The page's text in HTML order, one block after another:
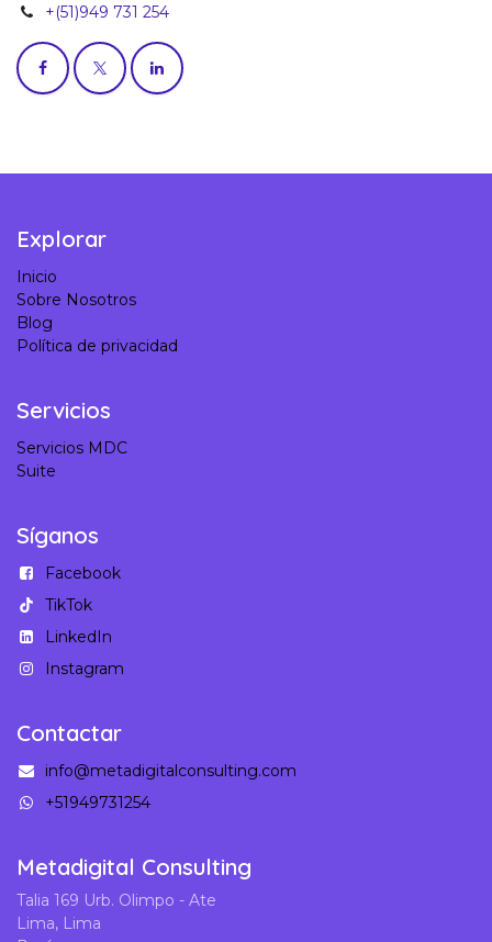
+(51)949 731 254
Explorar
Inicio
Sobre Nosotros
Blog
Política de privacidad
Servicios
Servicios MDC
Suite
Síganos
Facebook
TikTok
LinkedIn
Instagram
Contactar
info@metadigitalconsulting.com
+51949731254
Metadigital Consulting
Talia 169 Urb. Olimpo - Ate
Lima, Lima